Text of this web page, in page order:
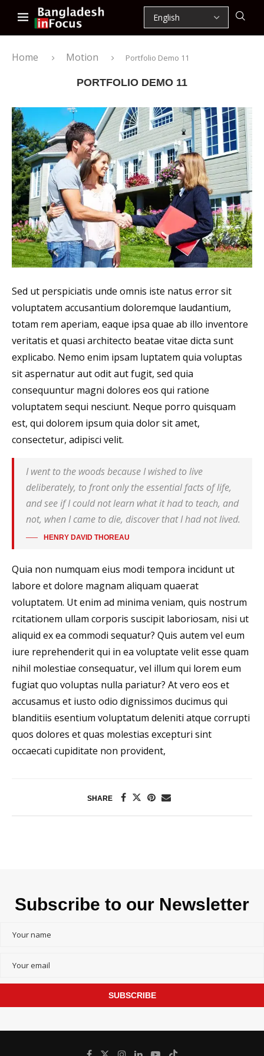
Home Motion Portfolio Demo 11
PORTFOLIO DEMO 11
Sed ut perspiciatis unde omnis iste natus error sit
voluptatem accusantium doloremque laudantium,
totam rem aperiam, eaque ipsa quae ab illo inventore
veritatis et quasi architecto beatae vitae dicta sunt
explicabo. Nemo enim ipsam luptatem quia voluptas
sit aspernatur aut odit aut fugit, sed quia
consequuntur magni dolores eos qui ratione
voluptatem sequi nesciunt. Neque porro quisquam
est, qui dolorem ipsum quia dolor sit amet,
consectetur, adipisci velit.
I went to the woods because I wished to live
deliberately, to front only the essential facts of life,
and see if I could not learn what it had to teach, and
not, when I came to die, discover that I had not lived.
HENRY DAVID THOREAU
Quia non numquam eius modi tempora incidunt ut
labore et dolore magnam aliquam quaerat
voluptatem. Ut enim ad minima veniam, quis nostrum
rcitationem ullam corporis suscipit laboriosam, nisi ut
aliquid ex ea commodi sequatur? Quis autem vel eum
iure reprehenderit qui in ea voluptate velit esse quam
nihil molestiae consequatur, vel illum qui lorem eum
fugiat quo voluptas nulla pariatur? At vero eos et
accusamus et iusto odio dignissimos ducimus qui
blanditiis esentium voluptatum deleniti atque corrupti
quos dolores et quas molestias excepturi sint
occaecati cupiditate non provident,
SHARE
Subscribe to our Newsletter
SUBSCRIBE